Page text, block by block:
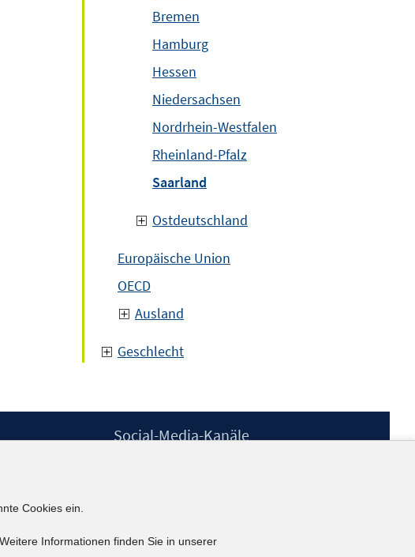
Bremen
Hamburg
Hessen
Niedersachsen
Nordrhein-Westfalen
Rheinland-Pfalz
Saarland
Ostdeutschland
Europäische Union
OECD
Ausland
Geschlecht
Social-Media-Kanäle
kununu
Cookies ein.
Informationen finden Sie in unserer